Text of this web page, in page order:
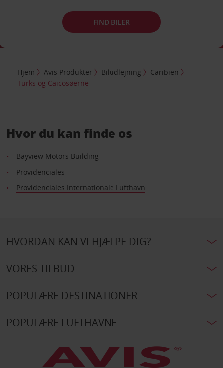
FIND BILER
Hjem Avis Produkter Biludlejning
Caribien
Turks og Caicosøerne
Hvor du kan finde os
Bayview Motors Building
Providenciales
Providenciales Internationale Lufthavn
HVORDAN KAN VI HJÆLPE DIG?
VORES TILBUD
POPULÆRE DESTINATIONER
POPULÆRE LUFTHAVNE